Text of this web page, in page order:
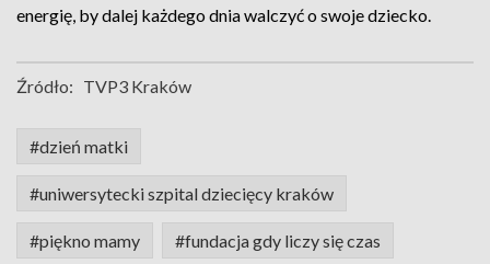
energię, by dalej każdego dnia walczyć o swoje dziecko.
Źródło: TVP3 Kraków
#dzień matki
#uniwersytecki szpital dziecięcy kraków
#piękno mamy #fundacja gdy liczy się czas